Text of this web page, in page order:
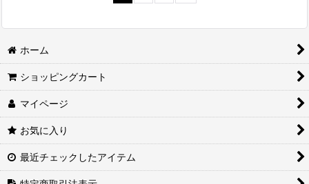
ホーム
ショッピングカート
マイページ
お気に入り
最近チェックしたアイテム